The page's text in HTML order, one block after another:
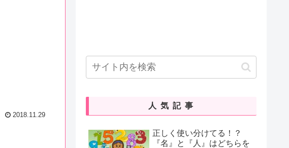
2018.11.29
人気記事
正しく使い分けてる！？
『名』と『人』はどちらを